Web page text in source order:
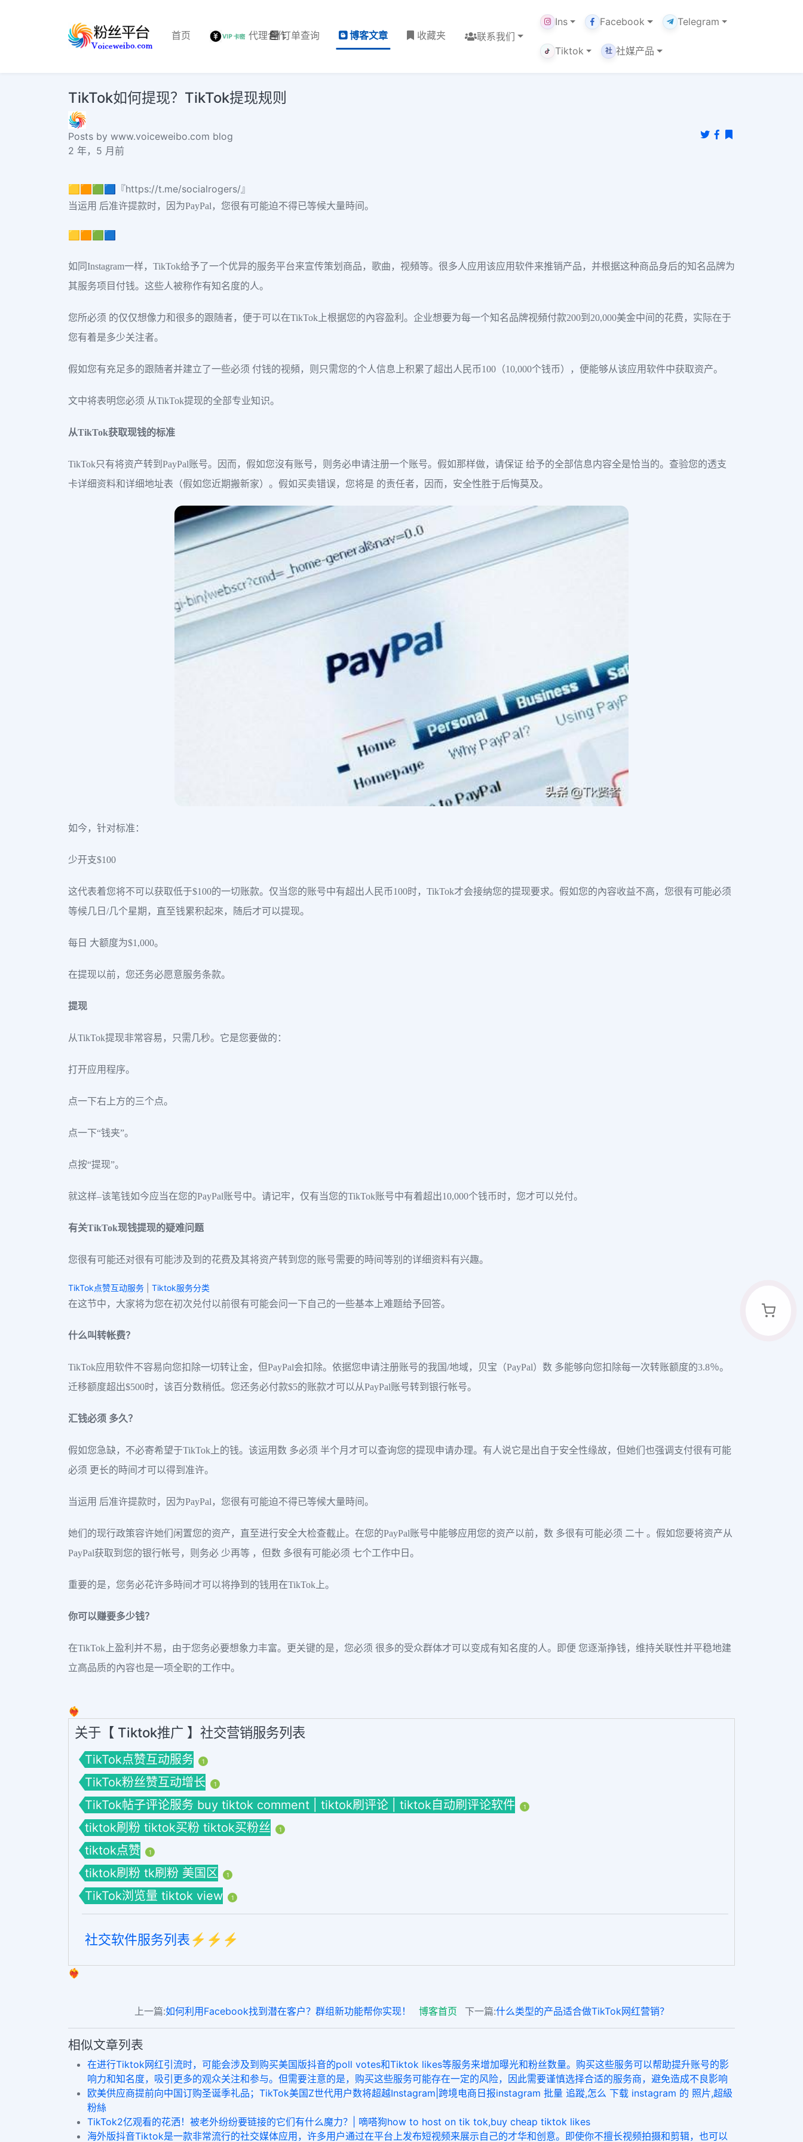
首页 代理合作订单查询 博客文章 收藏夹 联系我们
Ins Facebook Telegram
Tiktok 社 社媒产品
TikTok如何提现？TikTok提现规则
Posts by www.voiceweibo.com blog
2 年，5 月前
🟨🟧🟩🟦『https://t.me/socialrogers/』
当运用 后准许提款时，因为PayPal，您很有可能迫不得已等候大量時间。
🟨🟧🟩🟦
如同Instagram一样，TikTok给予了一个优异的服务平台来宣传策划商品，歌曲，视頻等。很多人应用该应用软件来推销产品，并根据这种商品身后的知名品牌为
其服务项目付钱。这些人被称作有知名度的人。
您所必须 的仅仅想像力和很多的跟随者，便于可以在TikTok上根据您的內容盈利。企业想要为每一个知名品牌视頻付款200到20,000美金中间的花费，实际在于
您有着是多少关注者。
假如您有充足多的跟随者并建立了一些必须 付钱的视頻，则只需您的个人信息上积累了超出人民币100（10,000个钱币），便能够从该应用软件中获取资产。
文中将表明您必须 从TikTok提现的全部专业知识。
从TikTok获取现钱的标准
TikTok只有将资产转到PayPal账号。因而，假如您沒有账号，则务必申请注册一个账号。假如那样做，请保证 给予的全部信息内容全是恰当的。查验您的透支
卡详细资料和详细地址表（假如您近期搬新家）。假如买卖错误，您将是 的责任者，因而，安全性胜于后悔莫及。
如今，针对标准：
少开支$100
这代表着您将不可以获取低于$100的一切账款。仅当您的账号中有超出人民币100时，TikTok才会接纳您的提现要求。假如您的內容收益不高，您很有可能必须
等候几日/几个星期，直至钱累积起來，随后才可以提现。
每日 大额度为$1,000。
在提现以前，您还务必愿意服务条款。
提现
从TikTok提现非常容易，只需几秒。它是您要做的：
打开应用程序。
点一下右上方的三个点。
点一下“钱夹”。
点按“提现”。
就这样–该笔钱如今应当在您的PayPal账号中。请记牢，仅有当您的TikTok账号中有着超出10,000个钱币时，您才可以兑付。
有关TikTok现钱提现的疑难问题
您很有可能还对很有可能涉及到的花费及其将资产转到您的账号需要的時间等别的详细资料有兴趣。
TikTok点赞互动服务
Tiktok服务分类
在这节中，大家将为您在初次兑付以前很有可能会问一下自己的一些基本上难题给予回答。
什么叫转帐费？
TikTok应用软件不容易向您扣除一切转让金，但PayPal会扣除。依据您申请注册账号的我国/地域，贝宝（PayPal）数 多能够向您扣除每一次转账额度的3.8％。
迁移额度超出$500时，该百分数稍低。您还务必付款$5的账款才可以从PayPal账号转到银行帐号。
汇钱必须 多久？
假如您急缺，不必寄希望于TikTok上的钱。该运用数 多必须 半个月才可以查询您的提现申请办理。有人说它是出自于安全性缘故，但她们也强调支付很有可能
必须 更长的時间才可以得到准许。
当运用 后准许提款时，因为PayPal，您很有可能迫不得已等候大量時间。
她们的现行政策容许她们闲置您的资产，直至进行安全大检查截止。在您的PayPal账号中能够应用您的资产以前，数 多很有可能必须 二十 。假如您要将资产从
PayPal获取到您的银行帐号，则务必 少再等 ，但数 多很有可能必须 七个工作中日。
重要的是，您务必花许多時间才可以将挣到的钱用在TikTok上。
你可以赚要多少钱？
在TikTok上盈利并不易，由于您务必要想象力丰富。更关键的是，您必须 很多的受众群体才可以变成有知名度的人。即便 您逐渐挣钱，维持关联性并平稳地建
立高品质的內容也是一项全职的工作中。
❤️‍🔥
关于【 Tiktok推广 】社交营销服务列表
TikTok点赞互动服务 1
TikTok粉丝赞互动增长 1
TikTok帖子评论服务 buy tiktok comment | tiktok刷评论 | tiktok自动刷评论软件 1
tiktok刷粉 tiktok买粉 tiktok买粉丝 1
tiktok点赞 1
tiktok刷粉 tk刷粉 美国区 1
TikTok浏览量 tiktok view 1
社交软件服务列表⚡️⚡️⚡️
❤️‍🔥
上一篇:如何利用Facebook找到潜在客户？群组新功能帮你实现！ 博客首页 下一篇:什么类型的产品适合做TikTok网红营销？
相似文章列表
在进行Tiktok网红引流时，可能会涉及到购买美国版抖音的poll votes和Tiktok likes等服务来增加曝光和粉丝数量。购买这些服务可以帮助提升账号的影
响力和知名度，吸引更多的观众关注和参与。但需要注意的是，购买这些服务可能存在一定的风险，因此需要谨慎选择合适的服务商，避免造成不良影响
欧美供应商提前向中国订购圣诞季礼品；TikTok美国Z世代用户数将超越Instagram|跨境电商日报instagram 批量 追蹤,怎么 下载 instagram 的 照片,超級
粉絲
TikTok2亿观看的花洒！被老外纷纷要链接的它们有什么魔力？| 嘀嗒狗how to host on tik tok,buy cheap tiktok likes
海外版抖音Tiktok是一款非常流行的社交媒体应用，许多用户通过在平台上发布短视频来展示自己的才华和创意。即使你不擅长视频拍摄和剪辑，也可以